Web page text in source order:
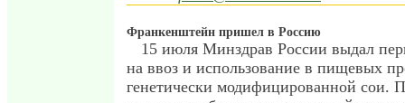
Франкенштейн пришел в Россию
15 июля Минздрав России выдал
на ввоз и использование в пищевых
генетически модифицированной сои.